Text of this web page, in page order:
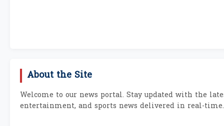
About the Site
Welcome to our news portal. Stay updated with the
entertainment, and sports news delivered in real-time.